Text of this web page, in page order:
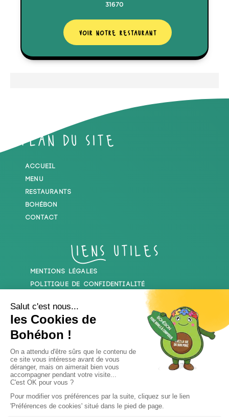
31670
voir notre restaurant
Plan du site
Accueil
Menu
Restaurants
Bohébon
Contact
Liens utiles
Mentions Légales
Politique De Confidentialité
Nos réseaux sociaux